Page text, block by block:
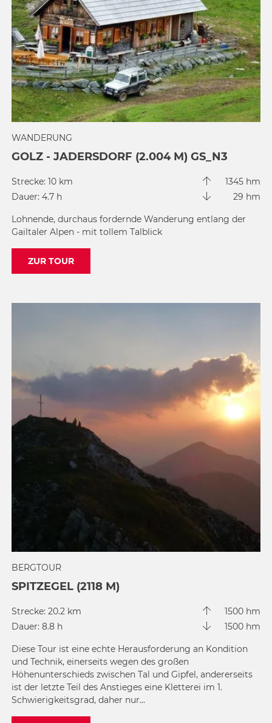
WANDERUNG
GOLZ - JADERSDORF (2.004 M) GS_N3
Strecke: 10 km
1345 hm
Dauer: 4.7 h
29 hm
Lohnende, durchaus fordernde Wanderung entlang der
Gailtaler Alpen - mit tollem Talblick
ZUR TOUR
BERGTOUR
SPITZEGEL (2118 M)
Strecke: 20.2 km
1500 hm
Dauer: 8.8 h
1500 hm
Diese Tour ist eine echte Herausforderung an Kondition
und Technik, einerseits wegen des großen
Höhenunterschieds zwischen Tal und Gipfel, andererseits
ist der letzte Teil des Anstieges eine Kletterei im 1.
Schwierigkeitsgrad, daher nur...